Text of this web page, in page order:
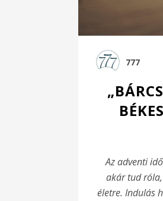
777
Az adventi
akár tud
életre. Indulás